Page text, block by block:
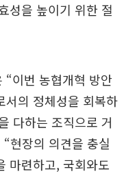
성을 높이기 위한 절
“이번 농협개혁 방안
서의 정체성을 회복하
다하는 조직으로 거
현장의 의견을 충실
마련하고, 국회와도